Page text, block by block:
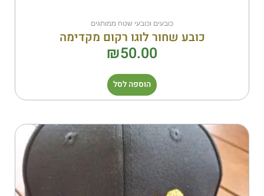
כובעים וכובעי שטח ממותגים
כובע שחור לוגו רקום מקדימה
₪50.00
הוספה לסל